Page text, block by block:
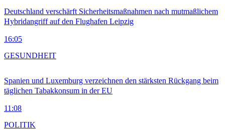
Deutschland verschärft Sicherheitsmaßnahmen nach mutmaßlichem
Hybridangriff auf den Flughafen Leipzig
16:05
Spanien und Luxemburg verzeichnen den stärksten Rückgang beim
täglichen Tabakkonsum in der EU
11:08
GESUNDHEIT
POLITIK